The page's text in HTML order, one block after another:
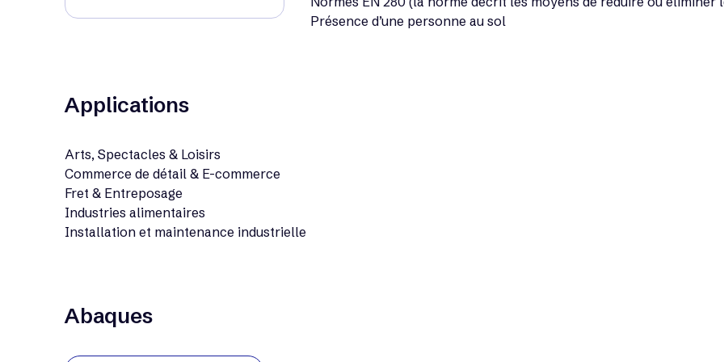
Présence d’une personne au sol
Applications
Arts, Spectacles & Loisirs
Commerce de détail & E-commerce
Fret & Entreposage
Industries alimentaires
Installation et maintenance industrielle
Abaques